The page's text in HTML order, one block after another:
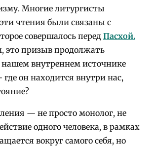
Многие литургисты
чтения были связаны с
совершалось перед Пасхой.
это призыв продолжать
внутреннем источнике
он находится внутри нас,
— не просто монолог, не
одного человека, в рамках
вокруг самого себя, но